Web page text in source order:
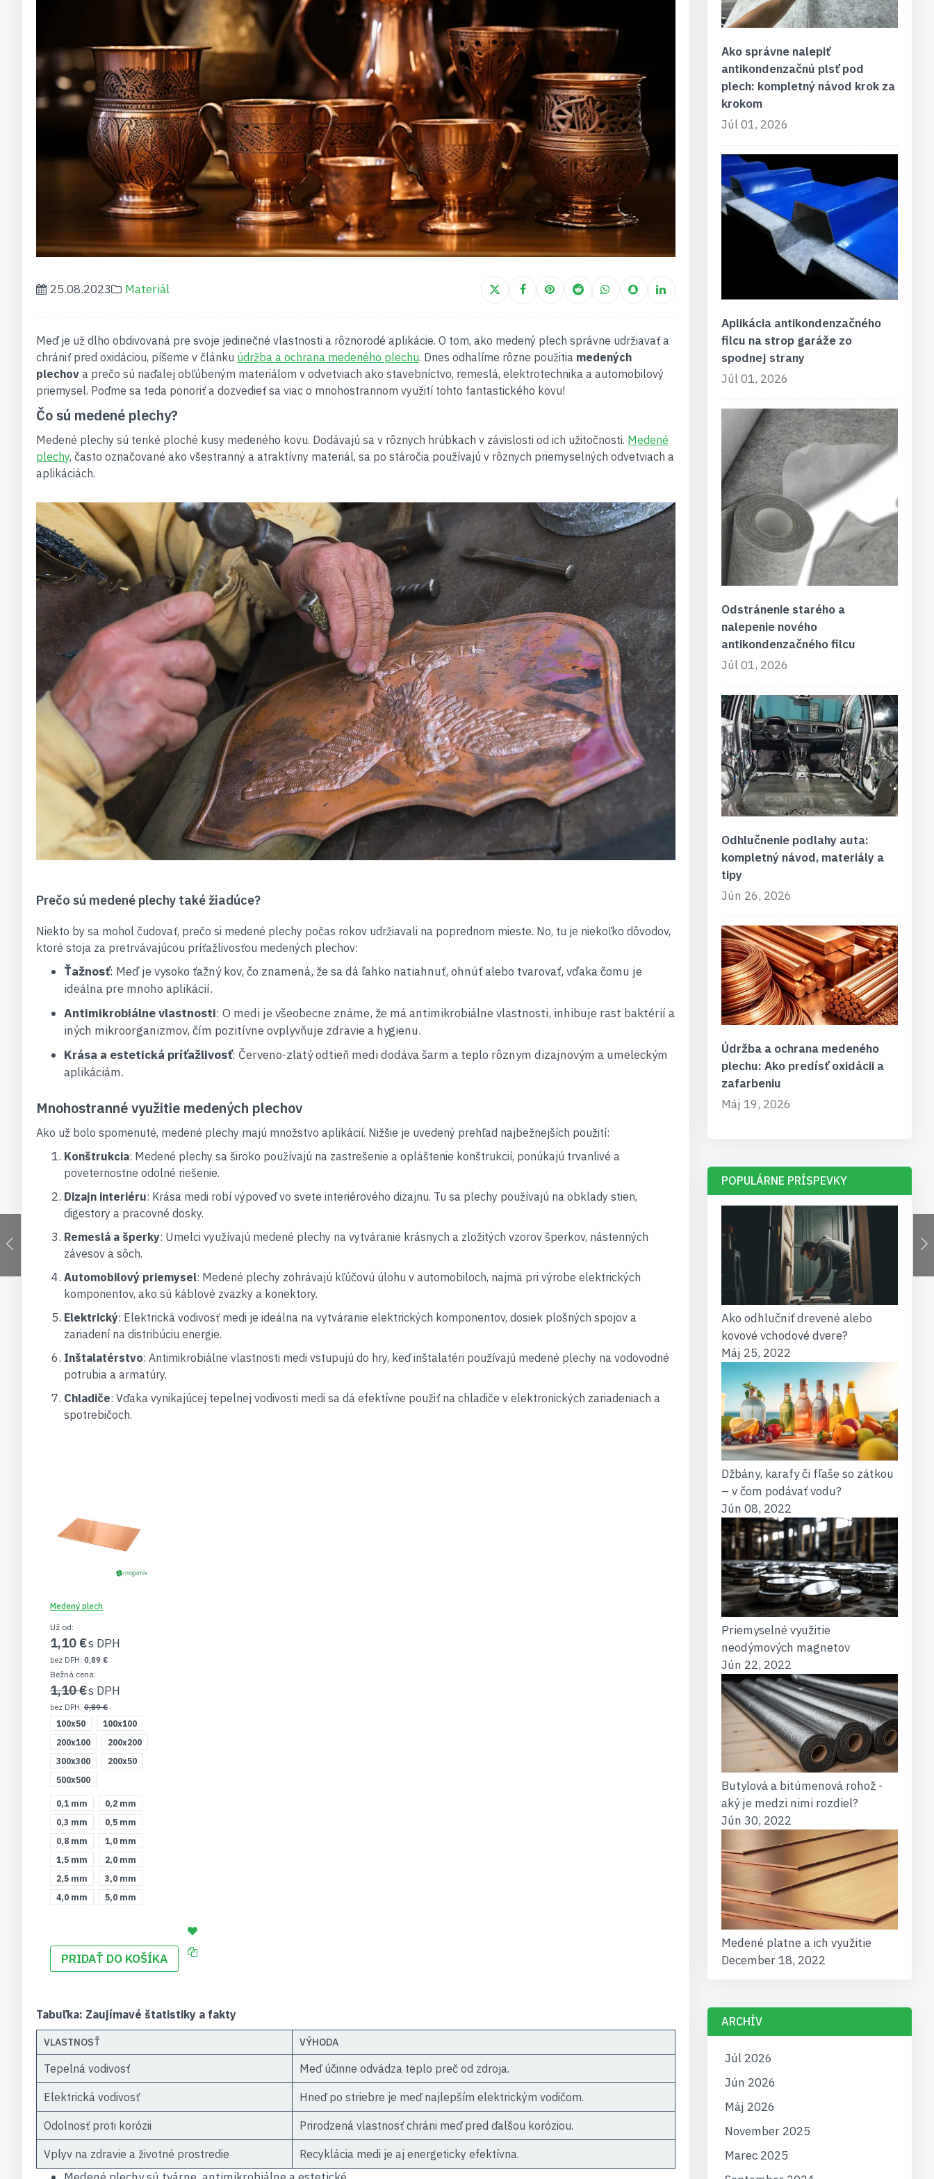
25.08.2023 Materiál
Meď je už dlho obdivovaná pre svoje jedinečné vlastnosti a rôznorodé aplikácie. O tom, ako medený plech správne udržiavať a
chrániť pred oxidáciou, píšeme v článku údržba a ochrana medeného plechu. Dnes odhalíme rôzne použitia medených
plechov a prečo sú naďalej obľúbeným materiálom v odvetviach ako stavebníctvo, remeslá, elektrotechnika a automobilový
priemysel. Poďme sa teda ponoriť a dozvedieť sa viac o mnohostrannom využití tohto fantastického kovu!
Čo sú medené plechy?
Medené plechy sú tenké ploché kusy medeného kovu. Dodávajú sa v rôznych hrúbkach v závislosti od ich užitočnosti. Medené
plechy, často označované ako všestranný a atraktívny materiál, sa po stáročia používajú v rôznych priemyselných odvetviach a
aplikáciách.
Prečo sú medené plechy také žiadúce?
Niekto by sa mohol čudovať, prečo si medené plechy počas rokov udržiavali na poprednom mieste. No, tu je niekoľko dôvodov,
ktoré stoja za pretrvávajúcou príťažlivosťou medených plechov:
Ťažnosť: Meď je vysoko ťažný kov, čo znamená, že sa dá ľahko natiahnuť, ohnúť alebo tvarovať, vďaka čomu je
ideálna pre mnoho aplikácií.
Antimikrobiálne vlastnosti: O medi je všeobecne známe, že má antimikrobiálne vlastnosti, inhibuje rast baktérií a
iných mikroorganizmov, čím pozitívne ovplyvňuje zdravie a hygienu.
Krása a estetická príťažlivosť: Červeno-zlatý odtieň medi dodáva šarm a teplo rôznym dizajnovým a umeleckým
aplikáciám.
Mnohostranné využitie medených plechov
Ako už bolo spomenuté, medené plechy majú množstvo aplikácií. Nižšie je uvedený prehľad najbežnejších použití:
Konštrukcia: Medené plechy sa široko používajú na zastrešenie a opláštenie konštrukcií, ponúkajú trvanlivé a
poveternostne odolné riešenie.
Dizajn interiéru: Krása medi robí výpoveď vo svete interiérového dizajnu. Tu sa plechy používajú na obklady stien,
digestory a pracovné dosky.
Remeslá a šperky: Umelci využívajú medené plechy na vytváranie krásnych a zložitých vzorov šperkov, nástenných
závesov a sôch.
Automobilový priemysel: Medené plechy zohrávajú kľúčovú úlohu v automobiloch, najmä pri výrobe elektrických
komponentov, ako sú káblové zväzky a konektory.
Elektrický: Elektrická vodivosť medi je ideálna na vytváranie elektrických komponentov, dosiek plošných spojov a
zariadení na distribúciu energie.
Inštalatérstvo: Antimikrobiálne vlastnosti medi vstupujú do hry, keď inštalatéri používajú medené plechy na vodovodné
potrubia a armatúry.
Chladiče: Vďaka vynikajúcej tepelnej vodivosti medi sa dá efektívne použiť na chladiče v elektronických zariadeniach a
spotrebičoch.
Medený plech
Už od
1,10 €
0,89 €
Bežná cena
1,10 €
0,89 €
100x50
100x100
200x100
200x200
300x300
200x50
500x500
0,1 mm
0,2 mm
0,3 mm
0,5 mm
0,8 mm
1,0 mm
1,5 mm
2,0 mm
2,5 mm
3,0 mm
4,0 mm
5,0 mm
PRIDAŤ DO KOŠÍKA
Tabuľka: Zaujímavé štatistiky a fakty
VLASTNOSŤ VÝHODA
Tepelná vodivosť Meď účinne odvádza teplo preč od zdroja.
Elektrická vodivosť Hneď po striebre je meď najlepším elektrickým vodičom.
Odolnosť proti korózii Prirodzená vlastnosť chráni meď pred ďalšou koróziou.
Vplyv na zdravie a životné prostredie Recyklácia medi je aj energeticky efektívna.
Ako správne nalepiť
antikondenzačnú plsť pod
plech: kompletný návod krok za
krokom
Júl 01, 2026
Aplikácia antikondenzačného
filcu na strop garáže zo
spodnej strany
Júl 01, 2026
Odstránenie starého a
nalepenie nového
antikondenzačného filcu
Júl 01, 2026
Odhlučnenie podlahy auta:
kompletný návod, materiály a
tipy
Jún 26, 2026
Údržba a ochrana medeného
plechu: Ako predísť oxidácii a
zafarbeniu
Máj 19, 2026
POPULÁRNE PRÍSPEVKY
Ako odhlučniť drevené alebo
kovové vchodové dvere?
Máj 25, 2022
Džbány, karafy či fľaše so zátkou
– v čom podávať vodu?
Jún 08, 2022
Priemyselné využitie
neodýmových magnetov
Jún 22, 2022
Butylová a bitúmenová rohož -
aký je medzi nimi rozdiel?
Jún 30, 2022
Medené platne a ich využitie
December 18, 2022
ARCHÍV
Júl 2026
Jún 2026
Máj 2026
November 2025
Marec 2025